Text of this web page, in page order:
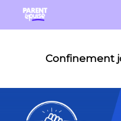
Confinement